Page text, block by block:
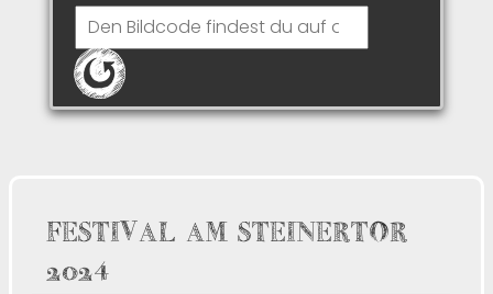
FESTIVAL AM STEINERTOR
2024